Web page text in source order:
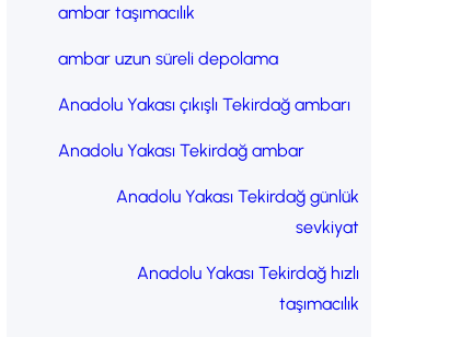
ambar taşımacılık
ambar uzun süreli depolama
Anadolu Yakası çıkışlı Tekirdağ ambarı
Anadolu Yakası Tekirdağ ambar
Anadolu Yakası Tekirdağ günlük
sevkiyat
Anadolu Yakası Tekirdağ hızlı
taşımacılık